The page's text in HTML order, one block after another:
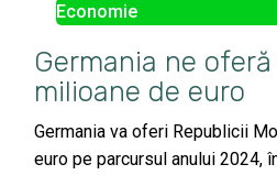
Economie
Germania ne
milioane de euro
Germania va oferi Republicii
euro pe parcursul anului 2024,